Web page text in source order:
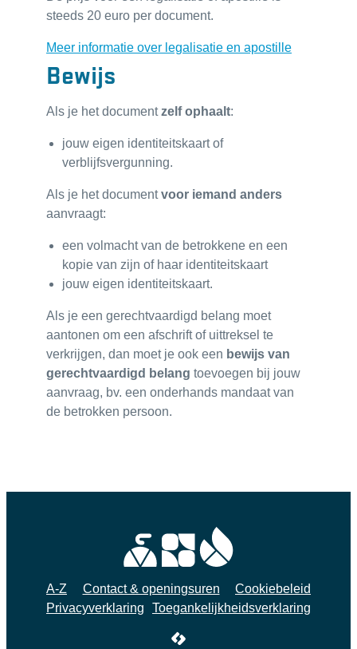
steeds 20 euro per document.
Meer informatie over legalisatie en apostille
Bewijs
Als je het documentzelf ophaalt:
jouw eigen identiteitskaart of
verblijfsvergunning.
Als je het documentvoor iemand anders
aanvraagt:
een volmacht van de betrokkene en een
kopie van zijn of haar identiteitskaart
jouw eigen identiteitskaart.
Als je een gerechtvaardigd belang moet
aantonen om een afschrift of uittreksel te
verkrijgen, dan moet je ook een bewijs van
gerechtvaardigd belang toevoegen bij jouw
aanvraag, bv. een onderhands mandaat van
de betrokken persoon.
A-Z Contact & openingsuren
Cookiebeleid
Privacyverklaring
Toegankelijkheidsverklaring
LCP nv 2026 ©